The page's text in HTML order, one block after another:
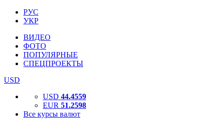
РУС
УКР
ВИДЕО
ФОТО
ПОПУЛЯРНЫЕ
СПЕЦПРОЕКТЫ
USD
USD 44.4559
EUR 51.2598
Все курсы валют